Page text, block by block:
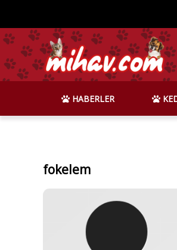
HABERLER
fokelem